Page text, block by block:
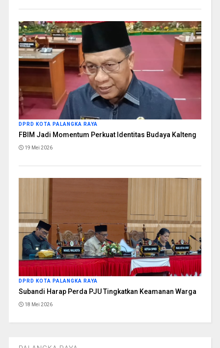
DPRD KOTA PALANGKA RAYA
FBIM Jadi Momentum Perkuat Identitas Budaya Kalteng
19 Mei 2026
DPRD KOTA PALANGKA RAYA
Subandi Harap Perda PJU Tingkatkan Keamanan Warga
18 Mei 2026